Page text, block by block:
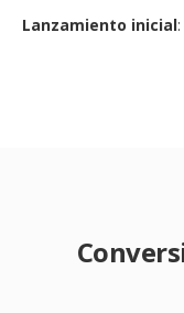
Lanzamiento inicial